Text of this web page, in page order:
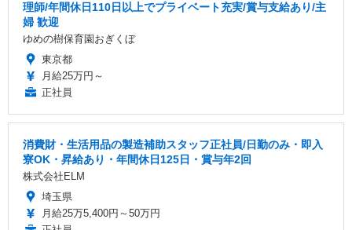
理師/年間休日110日以上でプライベート充実/賞与支給あり/主
婦 歓迎
ゆめの樹保育園おぎくぼ
東京都
月給25万円～
正社員
消費財・生活用品の製造補助スタッフ正社員/日勤のみ・即入
寮OK・昇給あり・年間休日125日・賞与年2回
株式会社ELM
埼玉県
月給25万5,400円～50万円